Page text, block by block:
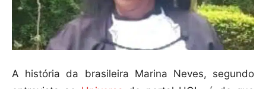
A história da brasileira Marina Neves, segundo